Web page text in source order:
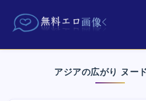
アジアの広がり ヌー